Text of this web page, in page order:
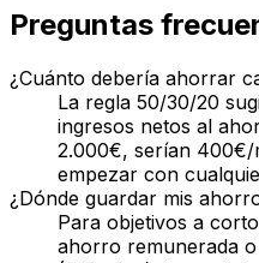
Preguntas
¿Cuánto debería ahorrar
La regla 50/30/20
ingresos netos al
2.000€, serían 400€/
empezar con
¿Dónde guardar mis
Para objetivos a
ahorro remunerada